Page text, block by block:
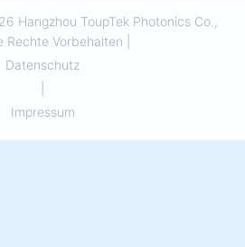
Hangzhou ToupTek Photonics Co.,
Rechte Vorbehalten |
Datenschutz
Impressum